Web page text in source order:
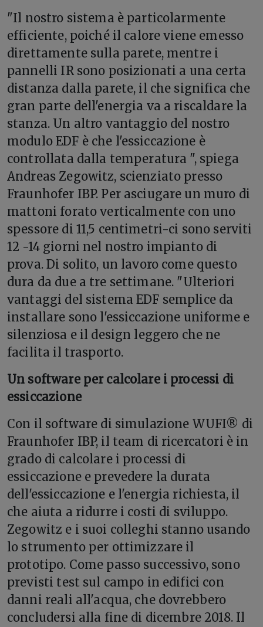
"Il nostro sistema è particolarmente
efficiente, poiché il calore viene emesso
direttamente sulla parete, mentre i
pannelli IR sono posizionati a una certa
distanza dalla parete, il che significa che
gran parte dell'energia va a riscaldare la
stanza. Un altro vantaggio del nostro
modulo EDF è che l'essiccazione è
controllata dalla temperatura ", spiega
Andreas Zegowitz, scienziato presso
Fraunhofer IBP. Per asciugare un muro di
mattoni forato verticalmente con uno
spessore di 11,5 centimetri-ci sono serviti
12 -14 giorni nel nostro impianto di
prova. Di solito, un lavoro come questo
dura da due a tre settimane. "Ulteriori
vantaggi del sistema EDF semplice da
installare sono l'essiccazione uniforme e
silenziosa e il design leggero che ne
facilita il trasporto.
Un software per calcolare i processi di
essiccazione
Con il software di simulazione WUFI® di
Fraunhofer IBP, il team di ricercatori è in
grado di calcolare i processi di
essiccazione e prevedere la durata
dell'essiccazione e l'energia richiesta, il
che aiuta a ridurre i costi di sviluppo.
Zegowitz e i suoi colleghi stanno usando
lo strumento per ottimizzare il
prototipo. Come passo successivo, sono
previsti test sul campo in edifici con
danni reali all'acqua, che dovrebbero
concludersi alla fine di dicembre 2018. Il